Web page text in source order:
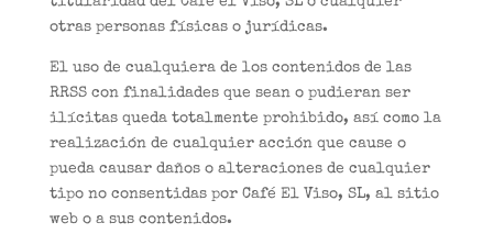
otras personas físicas o jurídicas.
El uso de cualquiera de los contenidos de las
RRSS con finalidades que sean o pudieran ser
ilícitas queda totalmente prohibido, así como la
realización de cualquier acción que cause o
pueda causar daños o alteraciones de cualquier
tipo no consentidas por Café El Viso, SL, al sitio
web o a sus contenidos.